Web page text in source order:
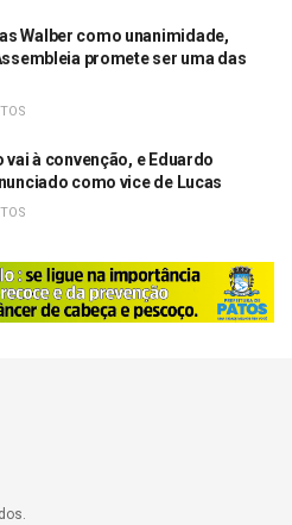
Walber como unanimidade,
promete ser uma das
à convenção, e Eduardo
como vice de Lucas